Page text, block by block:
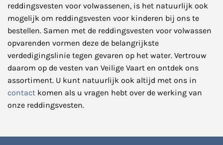
reddingsvesten voor volwassenen, is het natuurlijk ook
mogelijk om reddingsvesten voor kinderen bij ons te
bestellen. Samen met de reddingsvesten voor volwassen
opvarenden vormen deze de belangrijkste
verdedigingslinie tegen gevaren op het water. Vertrouw
daarom op de vesten van Veilige Vaart en ontdek ons
assortiment. U kunt natuurlijk ook altijd met ons in
contact komen als u vragen hebt over de werking van
onze reddingsvesten.